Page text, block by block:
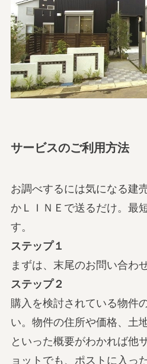
サービスのご利用方法
お調べするには気になる建
かＬＩＮＥで送るだけ。最
す。
ステップ１
まずは、末尾のお問い合わ
ステップ２
購入を検討されている物件
い。物件の住所や価格、土
といった概要がわかれば他
ョットでも、ポストに入っ